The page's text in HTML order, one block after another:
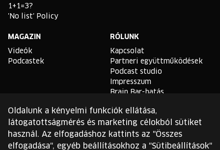
1+1=3?
'No list' Policy
MAGAZIN
Videók
Podcastek
RÓLUNK
Kapcsolat
Partneri együttműködések
Podcast studio
Impresszum
Brain Bar-hatás
TLDR
Általános Szerződési
Feltételek
Sütikezelési Szabályzat
Oldalunk a kényelmi funkciók ellátása,
látogatottságmérés és marketing célokból sütiket
használ. Az elfogadáshoz kattints az "Összes
elfogadása", egyéb beállításokhoz a "Sütibeállítások"